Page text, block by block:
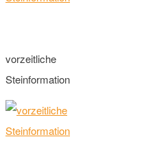
vorzeitliche
Steinformation